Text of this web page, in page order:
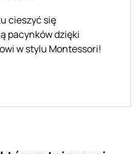
cieszyć się
pacynków dzięki
w stylu Montessori!